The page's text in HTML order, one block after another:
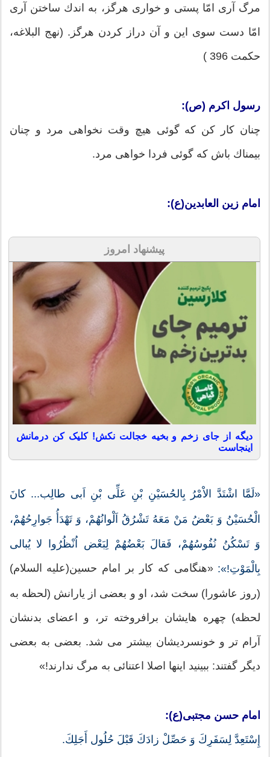
مرگ آرى امّا پستى و خوارى هرگز، به اندك ساختن آرى
امّا دست سوى این و آن دراز كردن هرگز. (نهج البلاغه،
حكمت 396 )
رسول اکرم (ص):
چنان كار كن كه گوئى هيچ وقت نخواهى مرد و چنان
بيمناك باش كه گوئى فردا خواهى مرد.
امام زین العابدین(ع):
پیشنهاد امروز
دیگه از جای زخم و بخیه خجالت نکش! کلیک کن درمانش
اینجاست
«لَمَّا اشْتَدَّ الاْمْرُ بِالحُسَیْنِ بْنِ عَلِّى بْنِ اَبى طالِب... کانَ
الْحُسَیْنُ وَ بَعْضُ مَنْ مَعَهُ تَشْرُقُ اَلْوانُهُمْ، وَ تَهْدَأُ جَوارِحُهُمْ،
وَ تَسْکُنُ نُفُوسُهُمْ، فَقالَ بَعْضُهُمْ لِبَعْض اُنْظُرُوا لا یُبالى
بِالْمَوْتِ!»: «هنگامى که کار بر امام حسین(علیه السلام)
(روز عاشورا) سخت شد، او و بعضى از یارانش (لحظه به
لحظه) چهره هایشان برافروخته تر، و اعضاى بدنشان
آرام تر و خونسردیشان بیشتر مى شد. بعضى به بعضى
دیگر گفتند: ببینید اینها اصلا اعتنائى به مرگ ندارند!»
امام حسن مجتبی(ع):
إِسْتَعِدَّ لِسَفَرِكَ وَ حَصِّلْ زادَكَ قَبْلَ حُلُول أَجَلِكَ.